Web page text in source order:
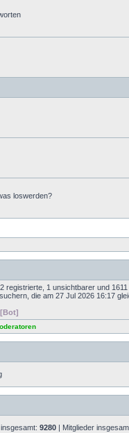
loswerden?
registrierte, 1 unsichtbarer und
die am 27 Jul 2026 16:17
9280 | Mitglieder